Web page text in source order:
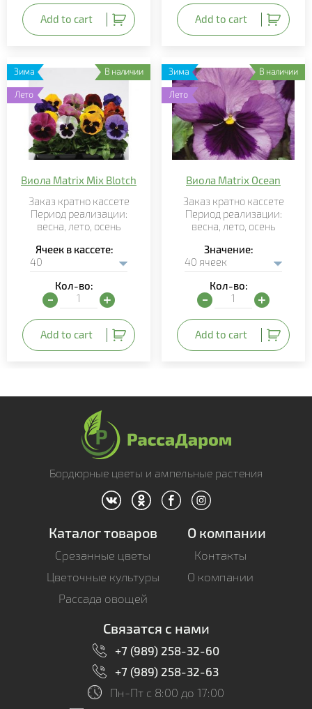
Add to cart Add to cart
В наличии
Зима
Лето
Виола Matrix Mix Blotch
Заказ кратно кассете
Период реализации:
весна, лето, осень
Ячеек в кассете
Кол-во:
Виола Matrix Mix Blotch quantity
Add to cart
В наличии
Зима
Лето
Виола Matrix Ocean
Заказ кратно кассете
Период реализации:
весна, лето, осень
Значение
Кол-во:
Виола Matrix Ocean
Add to cart
Бордюрные цветы и ампельные растения
Каталог товаров
Срезанные цветы
Цветочные культуры
Рассада овощей
О компании
Контакты
О компании
Связатся с нами
+7 (989) 258-32-60
+7 (989) 258-32-63
Пн-Пт c 8:00 до 17:00